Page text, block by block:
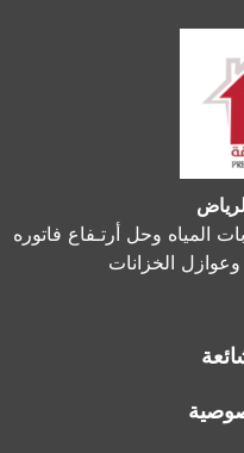
وحل أرتـفاع فاتوره
الخزانات